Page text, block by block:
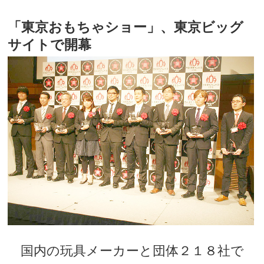
「東京おもちゃショー」、東京ビッグ
サイトで開幕
国内の玩具メーカーと団体２１８社で